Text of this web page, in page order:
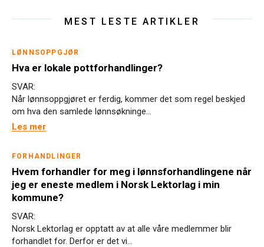
MEST LESTE ARTIKLER
LØNNSOPPGJØR
Hva er lokale pottforhandlinger?
SVAR:
Når lønnsoppgjøret er ferdig, kommer det som regel beskjed
om hva den samlede lønnsøkninge...
Les mer
FORHANDLINGER
Hvem forhandler for meg i lønnsforhandlingene når
jeg er eneste medlem i Norsk Lektorlag i min
kommune?
SVAR:
Norsk Lektorlag er opptatt av at alle våre medlemmer blir
forhandlet for. Derfor er det vi...